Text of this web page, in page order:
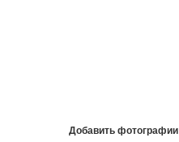
Добавить фотографии